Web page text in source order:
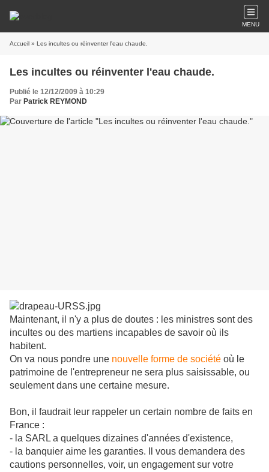
MENU
Accueil » Les incultes ou réinventer l'eau chaude.
Les incultes ou réinventer l'eau chaude.
Publié le 12/12/2009 à 10:29
Par Patrick REYMOND
Maintenant, il n'y a plus de doutes : les ministres sont des
incultes ou des martiens incapables de savoir où ils
habitent.
On va nous pondre une nouvelle forme de société où le
patrimoine de l'entrepreneur ne sera plus saisissable, ou
seulement dans une certaine mesure.
Bon, il faudrait leur rappeler un certain nombre de faits en
France :
- la SARL a quelques dizaines d'années d'existence,
- la banquier aime les garanties. Il vous demandera des
cautions personnelles, voir, un engagement sur votre